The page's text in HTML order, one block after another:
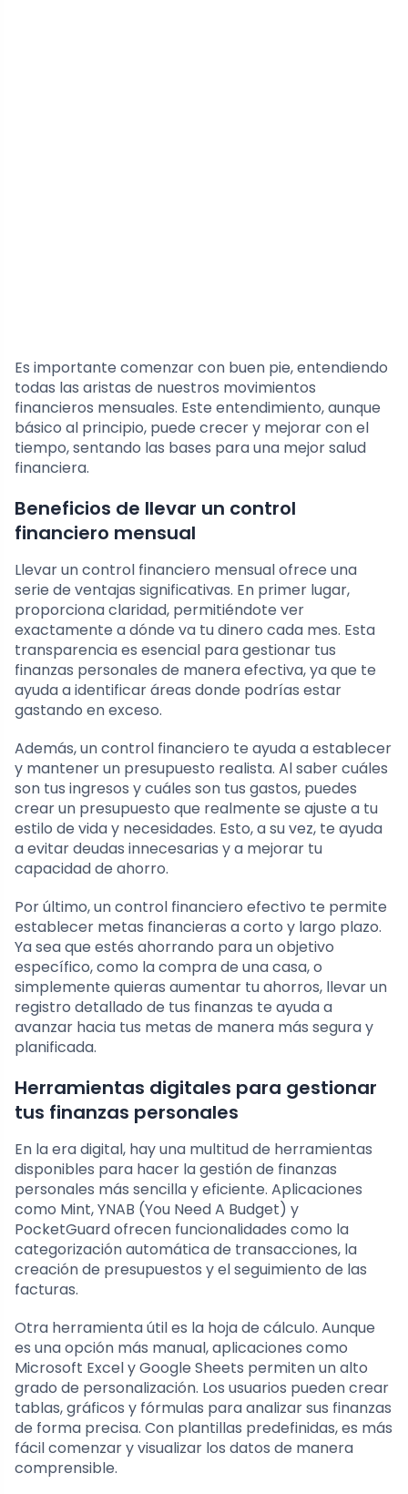
Es importante comenzar con buen pie, entendiendo
todas las aristas de nuestros movimientos
financieros mensuales. Este entendimiento, aunque
básico al principio, puede crecer y mejorar con el
tiempo, sentando las bases para una mejor salud
financiera.
Beneficios de llevar un control
financiero mensual
Llevar un control financiero mensual ofrece una
serie de ventajas significativas. En primer lugar,
proporciona claridad, permitiéndote ver
exactamente a dónde va tu dinero cada mes. Esta
transparencia es esencial para gestionar tus
finanzas personales de manera efectiva, ya que te
ayuda a identificar áreas donde podrías estar
gastando en exceso.
Además, un control financiero te ayuda a establecer
y mantener un presupuesto realista. Al saber cuáles
son tus ingresos y cuáles son tus gastos, puedes
crear un presupuesto que realmente se ajuste a tu
estilo de vida y necesidades. Esto, a su vez, te ayuda
a evitar deudas innecesarias y a mejorar tu
capacidad de ahorro.
Por último, un control financiero efectivo te permite
establecer metas financieras a corto y largo plazo.
Ya sea que estés ahorrando para un objetivo
específico, como la compra de una casa, o
simplemente quieras aumentar tu ahorros, llevar un
registro detallado de tus finanzas te ayuda a
avanzar hacia tus metas de manera más segura y
planificada.
Herramientas digitales para gestionar
tus finanzas personales
En la era digital, hay una multitud de herramientas
disponibles para hacer la gestión de finanzas
personales más sencilla y eficiente. Aplicaciones
como Mint, YNAB (You Need A Budget) y
PocketGuard ofrecen funcionalidades como la
categorización automática de transacciones, la
creación de presupuestos y el seguimiento de las
facturas.
Otra herramienta útil es la hoja de cálculo. Aunque
es una opción más manual, aplicaciones como
Microsoft Excel y Google Sheets permiten un alto
grado de personalización. Los usuarios pueden crear
tablas, gráficos y fórmulas para analizar sus finanzas
de forma precisa. Con plantillas predefinidas, es más
fácil comenzar y visualizar los datos de manera
comprensible.